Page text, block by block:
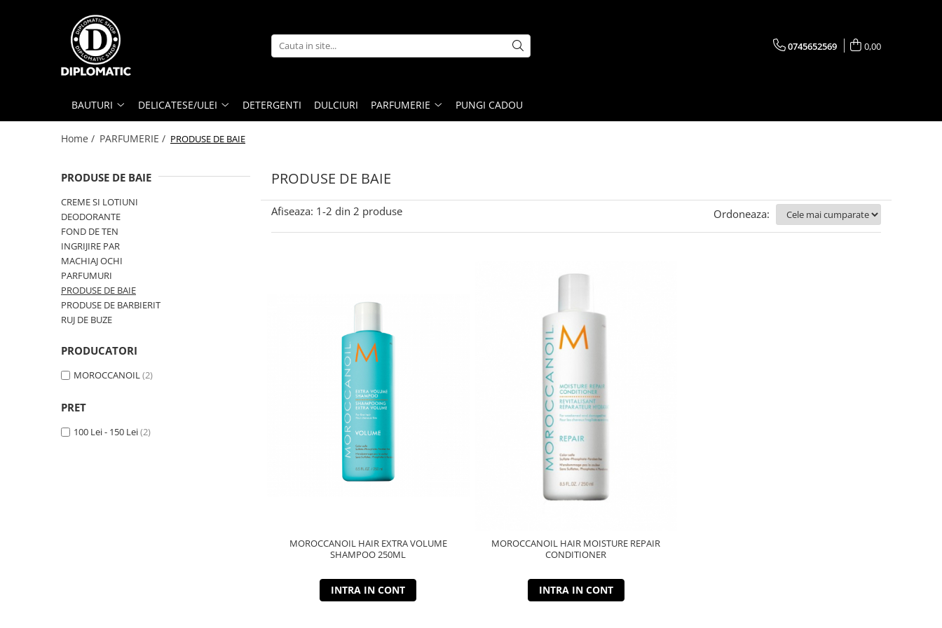
DELICATESE/ULEI
PARFUMERIE
DEODORANTE
0745652569 0,00
BAUTURI DELICATESE/ULEI DETERGENTI DULCIURI PARFUMERIE PUNGI CADOU
Home / PARFUMERIE / PRODUSE DE BAIE
PRODUSE DE BAIE
PRODUSE DE BAIE
CREME SI LOTIUNI
DEODORANTE
FOND DE TEN
INGRIJIRE PAR
MACHIAJ OCHI
PARFUMURI
PRODUSE DE BAIE
PRODUSE DE BARBIERIT
RUJ DE BUZE
PRODUCATORI
MOROCCANOIL(2)
PRET
100 Lei - 150 Lei(2)
Afiseaza: 1-2 din 2 produse Ordoneaza:
MOROCCANOIL HAIR EXTRA VOLUME
SHAMPOO 250ML
INTRA IN CONT
MOROCCANOIL HAIR MOISTURE REPAIR
CONDITIONER
INTRA IN CONT